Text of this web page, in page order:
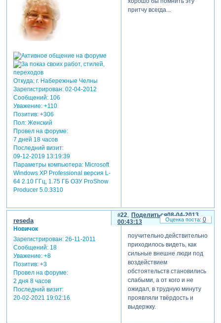
научилась работать со
знала, что 2 сообщения
подряд- это нельзя. и вот
это нельзя и я вдруг получу
третье предупреждение и
все! а мне группа- как
воздух. я только-только
избавилась от страха, что
мне не доступно освоить
программу, чтобы сотворять
такие красивые
презентации.и я уже
Откуда:г. Набережные Челны
Зарегистрирован: 02-04-2012
Сообщений:106
Уважение: +110
Позитив: +306
Пол:Женский
Провел на форуме:
7 дней 18 часов
Последний визит:
09-12-2019 13:19:39
Параметры компьютера:Microsoft
Windows XP Professional версия L-
64 2.10 ГГц, 1.75 ГБ ОЗУ ProShow
Producer 5.0.3310
притчу всегда...
Поделиться
22
08-04-2013
00:43:13
reseda
Новичок
Зарегистрирован: 26-11-2011
Сообщений:18
Уважение: +8
Позитив: +3
Провел на форуме:
2 дня 8 часов
Последний визит:
20-02-2021 19:02:16
приходилось видеть, как
сильные внешне люди под
воздействием
обстоятельств становились
слабыми, а от кого и не
ожидал, в трудную минуту
проявляли твёрдость и
выдержку.
0